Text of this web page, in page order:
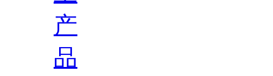
产
品